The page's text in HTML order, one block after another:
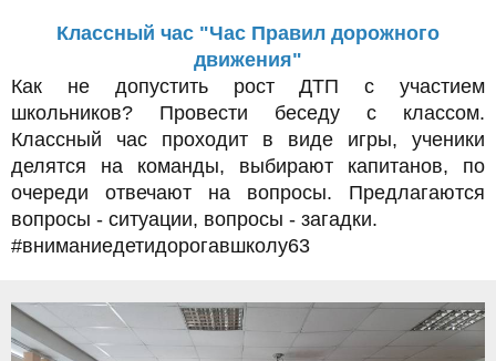
Классный час "Час Правил дорожного
движения"
Как не допустить рост ДТП с участием
школьников? Провести беседу с классом.
Классный час проходит в виде игры, ученики
делятся на команды, выбирают капитанов, по
очереди отвечают на вопросы. Предлагаются
вопросы - ситуации, вопросы - загадки.
#вниманиедетидорогавшколу63